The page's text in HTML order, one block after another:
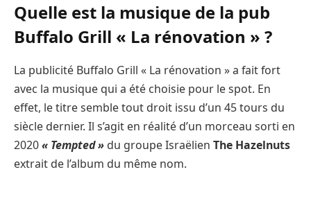
Quelle est la musique de la pub
Buffalo Grill « La rénovation » ?
La publicité Buffalo Grill « La rénovation » a fait fort
avec la musique qui a été choisie pour le spot. En
effet, le titre semble tout droit issu d’un 45 tours du
siècle dernier. Il s’agit en réalité d’un morceau sorti en
2020« Tempted » du groupe Israëlien The Hazelnuts
extrait de l’album du même nom.